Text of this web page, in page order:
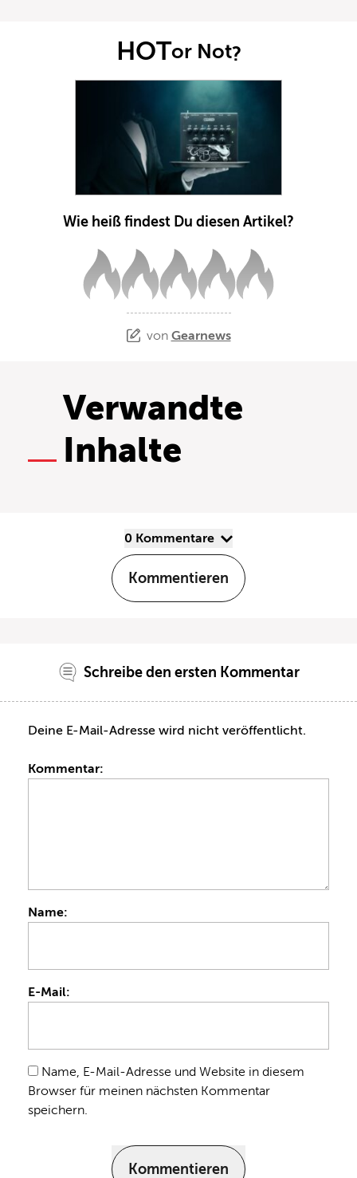
HOTor Not?
Wie heiß findest Du diesen Artikel?
von Gearnews
Verwandte
Inhalte
0 Kommentare
Kommentieren
Schreibe den ersten Kommentar
Deine E-Mail-Adresse wird nicht veröffentlicht.
Kommentar:
Name:
E-Mail:
Name, E-Mail-Adresse und Website in diesem
Browser für meinen nächsten Kommentar
speichern.
Kommentieren